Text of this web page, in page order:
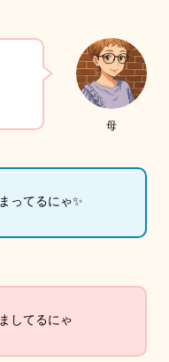
母
ってるにゃ✨
してるにゃ